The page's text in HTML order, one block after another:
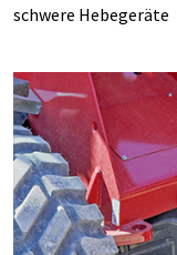
schwere Hebegeräte